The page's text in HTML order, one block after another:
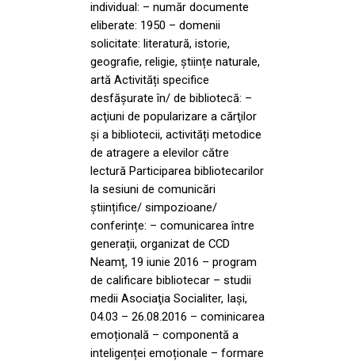
individual: – număr documente
eliberate: 1950 – domenii
solicitate: literatură, istorie,
geografie, religie, științe naturale,
artă Activități specifice
desfășurate în/ de bibliotecă: –
acţiuni de popularizare a cărţilor
şi a bibliotecii, activități metodice
de atragere a elevilor către
lectură Participarea bibliotecarilor
la sesiuni de comunicări
științifice/ simpozioane/
conferințe: – comunicarea între
generații, organizat de CCD
Neamț, 19 iunie 2016 – program
de calificare bibliotecar – studii
medii Asociaţia Socialiter, Iaşi,
04.03 – 26.08.2016 – cominicarea
emoțională – componentă a
inteligenței emoționale – formare